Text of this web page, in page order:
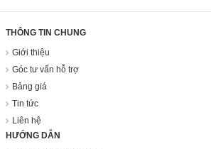
THÔNG TIN CHUNG
Giới thiệu
Góc tư vấn hỗ trợ
Bảng giá
Tin tức
Liên hệ
HƯỚNG DẪN